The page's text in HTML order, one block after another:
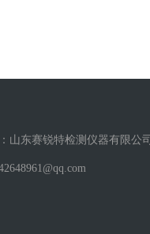
山东赛锐特检测仪器有限公司